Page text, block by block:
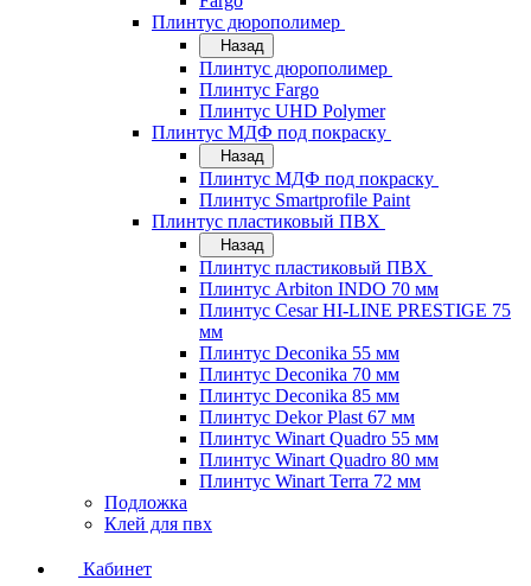
Плинтус дюрополимер
Назад
Плинтус дюрополимер
Плинтус Fargo
Плинтус UHD Polymer
Плинтус МДФ под покраску
Назад
Плинтус МДФ под покраску
Плинтус Smartprofile Paint
Плинтус пластиковый ПВХ
Назад
Плинтус пластиковый ПВХ
Плинтус Arbiton INDO 70 мм
Плинтус Cesar HI-LINE PRESTIGE 75
мм
Плинтус Deconika 55 мм
Плинтус Deconika 70 мм
Плинтус Deconika 85 мм
Плинтус Dekor Plast 67 мм
Плинтус Winart Quadro 55 мм
Плинтус Winart Quadro 80 мм
Плинтус Winart Terra 72 мм
Подложка
Клей для пвх
Кабинет